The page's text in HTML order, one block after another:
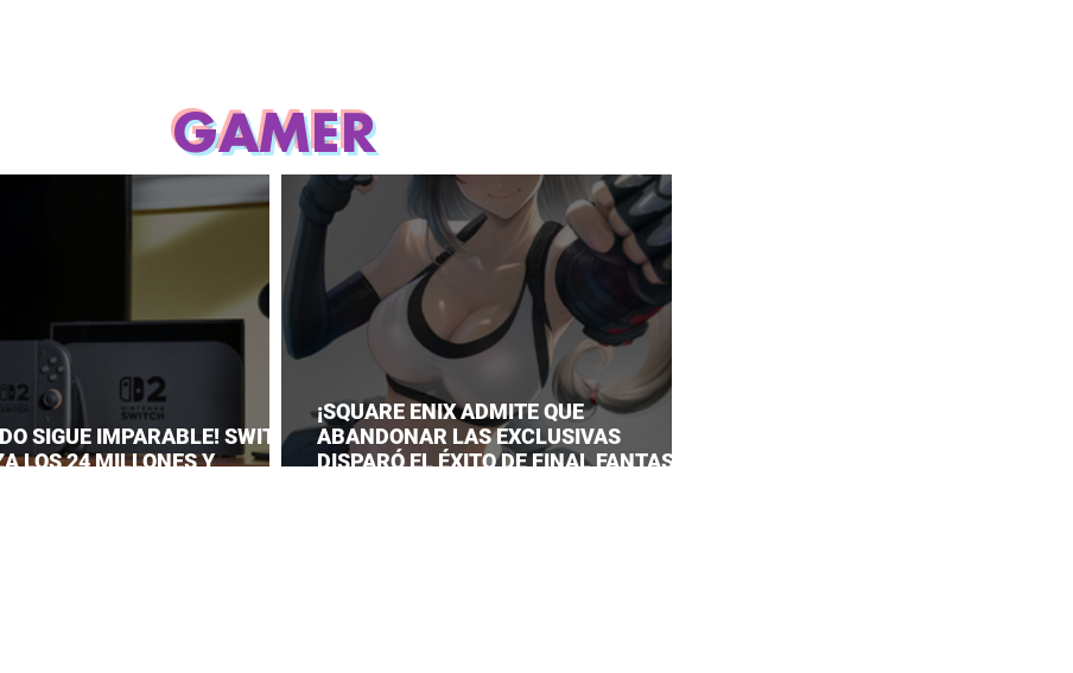
GAMER
SIGUE IMPARABLE! SWITCH
LOS 24 MILLONES Y
¡SQUARE ENIX ADMITE QUE
ABANDONAR LAS EXCLUSIVAS
DISPARÓ EL ÉXITO DE FINAL FANTASY